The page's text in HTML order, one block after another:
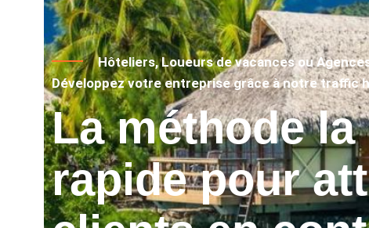
Hôteliers, Loueurs de vacances ou
Développez votre entreprise grâce à notre traffic
La méthode
rapide pour